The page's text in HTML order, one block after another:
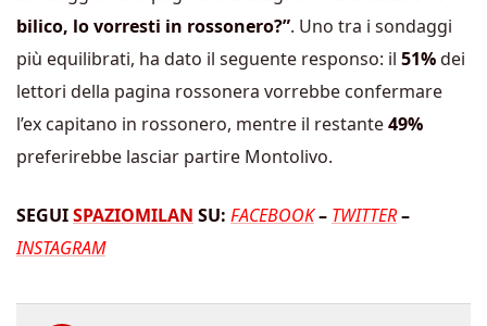
bilico, lo vorresti in rossonero?”. Uno tra i sondaggi
più equilibrati, ha dato il seguente responso: il 51%dei
lettori della pagina rossonera vorrebbe confermare
l’ex capitano in rossonero, mentre il restante49%
preferirebbe lasciar partire Montolivo.
SEGUISPAZIOMILAN SU: FACEBOOK– TWITTER–
INSTAGRAM